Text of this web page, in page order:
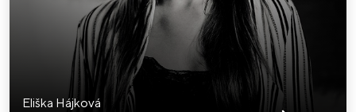
Eliška Hájková